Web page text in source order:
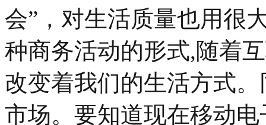
会”，对生活质量也用很
种商务活动的形式,随着
改变着我们的生活方式
市场。要知道现在移动